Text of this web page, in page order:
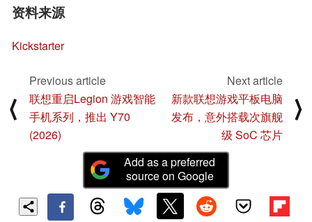
资料来源
Kickstarter
⟨
Previous article
联想重启Legion 游戏智能
手机系列，推出 Y70
(2026)
Next article
新款联想游戏平板电脑
发布，意外搭载次旗舰
级 SoC 芯片
⟩
Add as a preferred
source on Google